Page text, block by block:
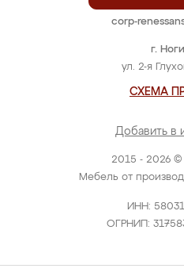
2015 - 2026 ©
Мебель от
ИНН:
ОГРНИП:
г.
ул. 2-я
СХЕМА
Добавить в
corp-